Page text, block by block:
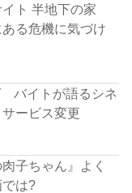
イト 半地下の家
る危機に気づけ
バイトが語るシネ
ービス変更
子ちゃん』よく
では?